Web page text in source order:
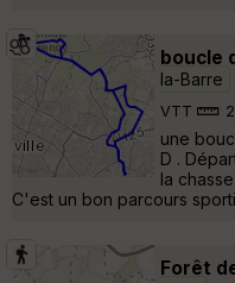
boucle
la-Barre
VTT
une
D .
la
C'est un bon parcours
Forêt